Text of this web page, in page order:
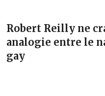
Robert Reilly ne
analogie entre le
gay